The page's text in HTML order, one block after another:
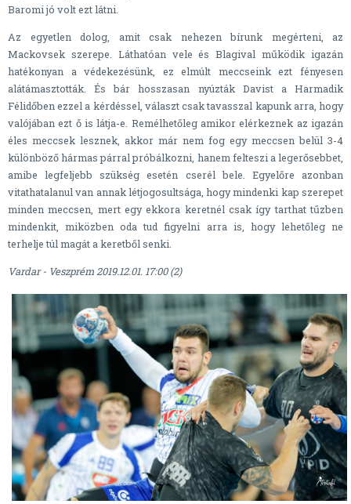
Baromi jó volt ezt látni.
Az egyetlen dolog, amit csak nehezen bírunk megérteni, az
Mackovsek szerepe. Láthatóan vele és Blagival működik igazán
hatékonyan a védekezésünk, ez elmúlt meccseink ezt fényesen
alátámasztották. És bár hosszasan nyúzták Davist a Harmadik
Félidőben ezzel a kérdéssel, választ csak tavasszal kapunk arra, hogy
valójában ezt ő is látja-e. Remélhetőleg amikor elérkeznek az igazán
éles meccsek lesznek, akkor már nem fog egy meccsen belül 3-4
különböző hármas párral próbálkozni, hanem felteszi a legerősebbet,
amibe legfeljebb szükség esetén cserél bele. Egyelőre azonban
vitathatalanul van annak létjogosultsága, hogy mindenki kap szerepet
minden meccsen, mert egy ekkora keretnél csak így tarthat tűzben
mindenkit, miközben oda tud figyelni arra is, hogy lehetőleg ne
terhelje túl magát a keretből senki.
Vardar - Veszprém 2019.12.01. 17:00 (2)